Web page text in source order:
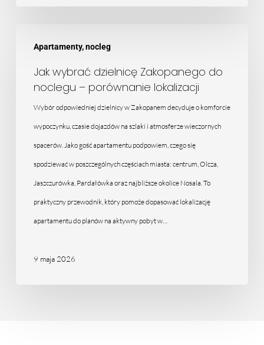
Apartamenty, nocleg
wybrać
dzielnicę
Zakopanego
noclegu
porównanie
lokalizacji
Jak wybrać dzielnicę Zakopanego do
noclegu – porównanie lokalizacji
Wybór odpowiedniej dzielnicy w Zakopanem decyduje o komforcie
wypoczynku, czasie dojazdów na szlaki i atmosferze wieczornych
spacerów. Jako gość apartamentu podpowiem, czego się
spodziewać w poszczególnych częściach miasta: centrum, Olcza,
Jaszczurówka, Pardałówka oraz najbliższe okolice Nosala. To
praktyczny przewodnik, który pomoże dopasować lokalizację
apartamentu do planów na aktywny pobyt w…
9 maja 2026